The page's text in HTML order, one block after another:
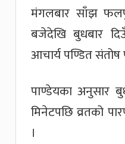
मंगलबार साँझ
बजेदेखि बुधबार
आचार्य पण्डित
पाण्डेयका अनुसार
मिनेटपछि व्रतको
।